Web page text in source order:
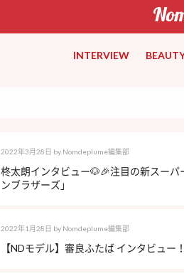
INTERVIEW
2022年3月28日 by Nomdeplume編集部
柊太朗インタビュー🐶🎉注目の新スー
ンブラザーズ」
2022年1月28日 by Nomdeplume編集部
【NDモデル】審良ふたば インタビュー